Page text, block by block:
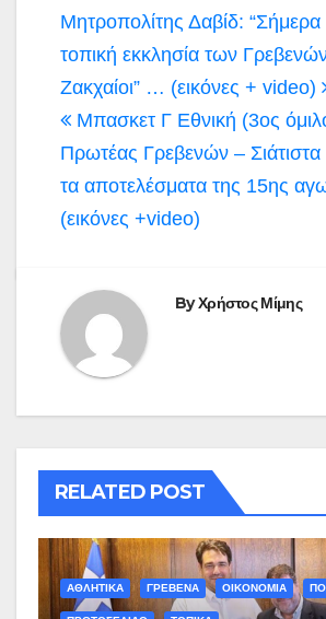
Πλοήγηση
άρθρων
Μητροπολίτης Δαβίδ:
τοπική εκκλησία των
Ζακχαίοι” … (εικόνες + video)
Μπασκετ Γ Εθνική (3ος
Πρωτέας Γρεβενών –
τα αποτελέσματα της 15ης
(εικόνες +video)
ByΧρήστος Μίμης
RELATED POST
ΑΘΛΗΤΙΚΑ ΓΡΕΒΕΝΑ ΟΙΚΟΝΟΜΙΑ